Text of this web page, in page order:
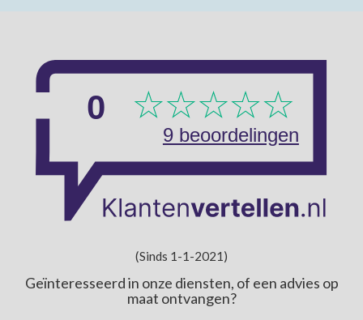
(Sinds 1-1-2021)
Geïnteresseerd in onze diensten, of een advies op
maat ontvangen?